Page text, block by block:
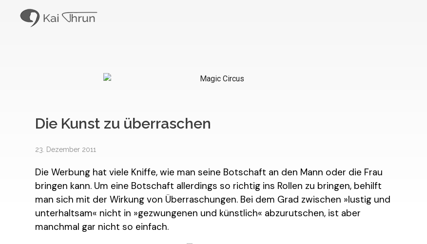
Die Kunst zu überraschen
23. Dezember 2011
Die Werbung hat viele Kniffe, wie man seine Botschaft an den Mann oder die Frau
bringen kann. Um eine Botschaft allerdings so richtig ins Rollen zu bringen, behilft
man sich mit der Wirkung von Überraschungen. Bei dem Grad zwischen »lustig und
unterhaltsam« nicht in »gezwungenen und künstlich« abzurutschen, ist aber
manchmal gar nicht so einfach.